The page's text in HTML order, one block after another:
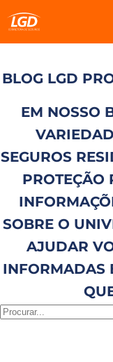
BLOG LGD
EM NOSSO
SEGUROS
PROTEÇÃO
SOBRE O
AJUDAR
INFORMADAS